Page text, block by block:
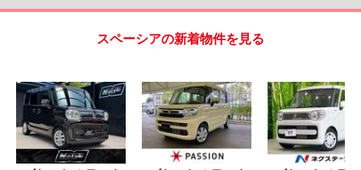
スペーシアの新着物件を見る